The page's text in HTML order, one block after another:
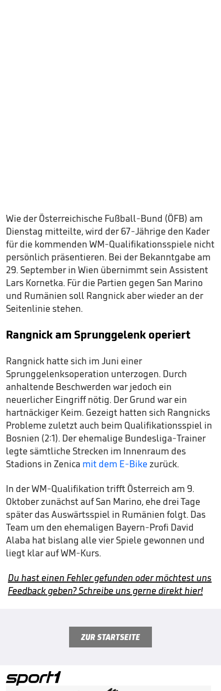
Wie der Österreichische Fußball-Bund (ÖFB) am
Dienstag mitteilte, wird der 67-Jährige den Kader
für die kommenden WM-Qualifikationsspiele nicht
persönlich präsentieren. Bei der Bekanntgabe am
29. September in Wien übernimmt sein Assistent
Lars Kornetka. Für die Partien gegen San Marino
und Rumänien soll Rangnick aber wieder an der
Seitenlinie stehen.
Rangnick am Sprunggelenk operiert
Rangnick hatte sich im Juni einer
Sprunggelenksoperation unterzogen. Durch
anhaltende Beschwerden war jedoch ein
neuerlicher Eingriff nötig. Der Grund war ein
hartnäckiger Keim. Gezeigt hatten sich Rangnicks
Probleme zuletzt auch beim Qualifikationsspiel in
Bosnien (2:1). Der ehemalige Bundesliga-Trainer
legte sämtliche Strecken im Innenraum des
Stadions in Zenica mit dem E-Bike zurück.
In der WM-Qualifikation trifft Österreich am 9.
Oktober zunächst auf San Marino, ehe drei Tage
später das Auswärtsspiel in Rumänien folgt. Das
Team um den ehemaligen Bayern-Profi David
Alaba hat bislang alle vier Spiele gewonnen und
liegt klar auf WM-Kurs.
Du hast einen Fehler gefunden oder möchtest uns
Feedback geben? Schreibe uns gerne direkt hier!
ZUR STARTSEITE